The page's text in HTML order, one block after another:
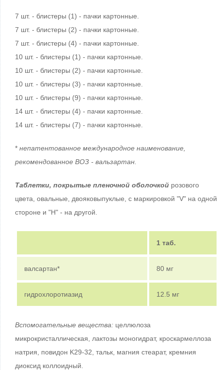
7 шт. - блистеры (1) - пачки картонные.
7 шт. - блистеры (2) - пачки картонные.
7 шт. - блистеры (4) - пачки картонные.
10 шт. - блистеры (1) - пачки картонные.
10 шт. - блистеры (2) - пачки картонные.
10 шт. - блистеры (3) - пачки картонные.
10 шт. - блистеры (9) - пачки картонные.
14 шт. - блистеры (4) - пачки картонные.
14 шт. - блистеры (7) - пачки картонные.
* непатентованное международное наименование,
рекомендованное ВОЗ - вальзартан.
Таблетки, покрытые пленочной оболочкой розового
цвета, овальные, двояковыпуклые, с маркировкой "V" на одной
стороне и "H" - на другой.
1 таб.
валсартан* 80 мг
гидрохлоротиазид 12.5 мг
Вспомогательные вещества: целлюлоза
микрокристаллическая, лактозы моногидрат, кроскармеллоза
натрия, повидон K29-32, тальк, магния стеарат, кремния
диоксид коллоидный.